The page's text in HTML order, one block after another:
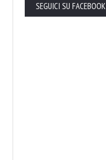
SEGUICI SU FACEBOOK